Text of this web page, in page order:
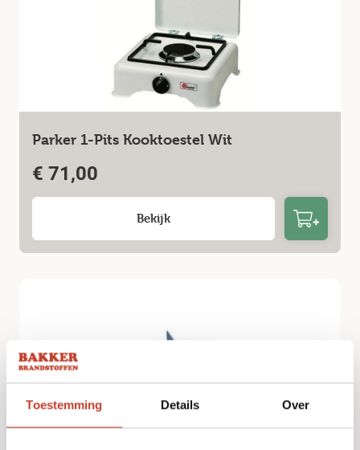
Toestemming Details Over
Parker 1-Pits Kooktoestel Wit
€ 71,00
Bekijk